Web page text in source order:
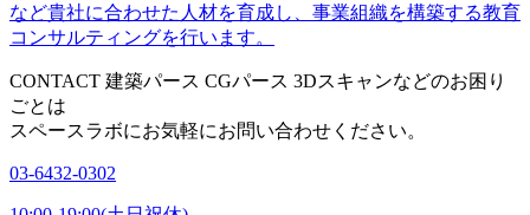
など貴社に合わせた人材を育成し、事業組織を構築する教育
コンサルティングを行います。
CONTACT 建築パース CGパース 3Dスキャンなどのお困り
ごとは
スペースラボにお気軽にお問い合わせください。
03-6432-0302